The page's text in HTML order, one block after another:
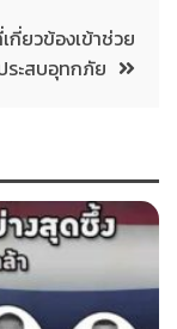
กี่ยวข้องเข้าช่วย
ระสบอุทกภัย